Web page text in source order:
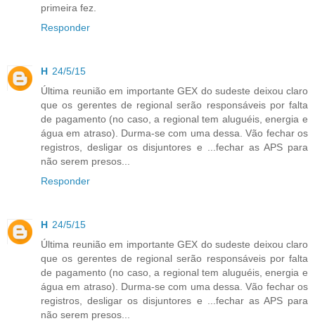
primeira fez.
Responder
H 24/5/15
Última reunião em importante GEX do sudeste deixou claro
que os gerentes de regional serão responsáveis por falta
de pagamento (no caso, a regional tem aluguéis, energia e
água em atraso). Durma-se com uma dessa. Vão fechar os
registros, desligar os disjuntores e ...fechar as APS para
não serem presos...
Responder
H 24/5/15
Última reunião em importante GEX do sudeste deixou claro
que os gerentes de regional serão responsáveis por falta
de pagamento (no caso, a regional tem aluguéis, energia e
água em atraso). Durma-se com uma dessa. Vão fechar os
registros, desligar os disjuntores e ...fechar as APS para
não serem presos...